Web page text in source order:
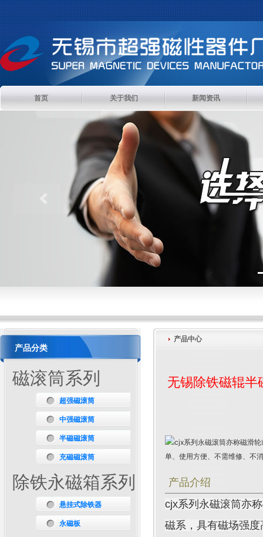
首页 关于我们 新闻资讯
Previous
产品分类
磁滚筒系列
超强磁滚筒
中强磁滚筒
半磁磁滚筒
充磁磁滚筒
除铁永磁箱系列
悬挂式除铁器
永磁板
产品中心
无锡除铁磁辊半
产品介绍
cjx系列永磁滚筒亦
磁系，具有磁场强